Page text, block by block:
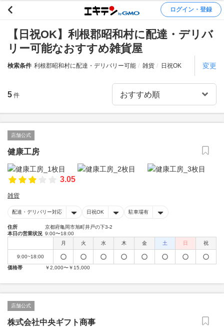
ログイン・登録
【日祝OK】利根郡昭和村に配達・デリバ
リー可能なおすすめ雑貨屋
検索条件 利根郡昭和村に配達・デリバリー可能 雑貨 日祝OK 変更
5 件
店舗公式
健康工房
3.05
雑貨
配達・デリバリー対応 日祝OK 駐車場有
住所
京都府亀岡市旭町井戸の下3-2
本日の営業状況 9:00〜18:00
月
火 水 木 金 土 日 祝
9:00~18:00
価格帯
￥2,000〜￥15,000
店舗公式
株式会社中央ギフト商事